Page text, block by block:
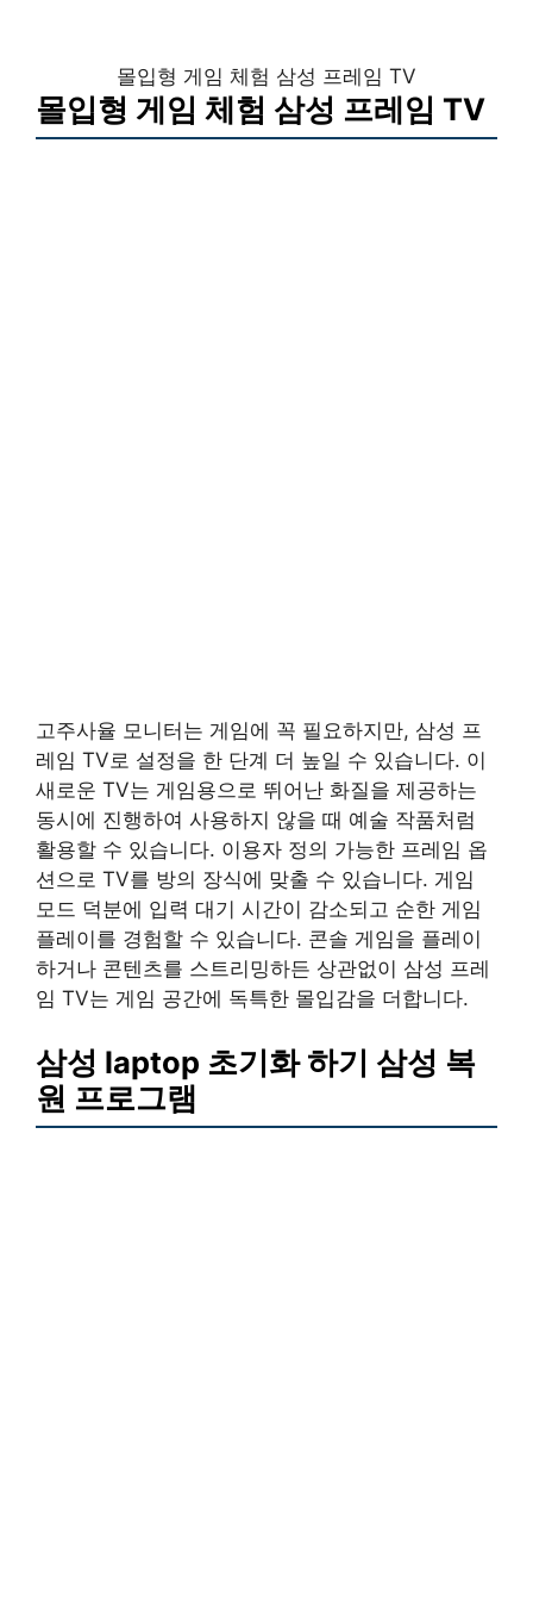
몰입형 게임 체험 삼성 프레임 TV
몰입형 게임 체험 삼성 프레임 TV
고주사율 모니터는 게임에 꼭 필요하지만, 삼성 프
레임 TV로 설정을 한 단계 더 높일 수 있습니다. 이
새로운 TV는 게임용으로 뛰어난 화질을 제공하는
동시에 진행하여 사용하지 않을 때 예술 작품처럼
활용할 수 있습니다. 이용자 정의 가능한 프레임 옵
션으로 TV를 방의 장식에 맞출 수 있습니다. 게임
모드 덕분에 입력 대기 시간이 감소되고 순한 게임
플레이를 경험할 수 있습니다. 콘솔 게임을 플레이
하거나 콘텐츠를 스트리밍하든 상관없이 삼성 프레
임 TV는 게임 공간에 독특한 몰입감을 더합니다.
삼성 laptop 초기화 하기 삼성 복
원 프로그램